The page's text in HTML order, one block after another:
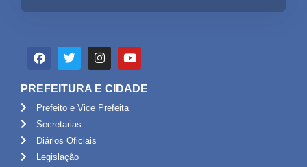
PREFEITURA E CIDADE
Prefeito e Vice Prefeita
Secretarias
Diários Oficiais
Legislação